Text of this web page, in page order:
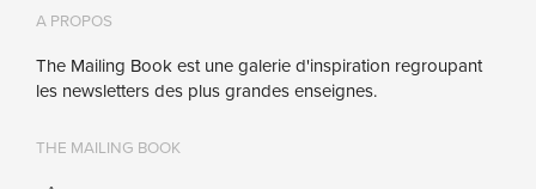
A PROPOS
The Mailing Book est une galerie d'inspiration regroupant
les newsletters des plus grandes enseignes.
THE MAILING BOOK